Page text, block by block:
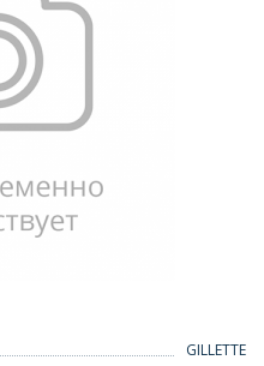
GILLETTE